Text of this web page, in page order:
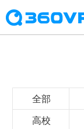
全部
高校